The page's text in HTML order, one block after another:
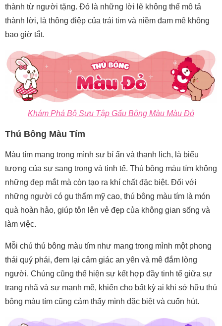
thành từ người tặng. Đó là những lời lẽ không thể mô tả
thành lời, là thông điệp của trái tim và niềm đam mê không
bao giờ tắt.
Khám Phá Bộ Sưu Tập Gấu Bông Màu Màu Đỏ
Thú Bông Màu Tím
Màu tím mang trong mình sự bí ẩn và thanh lịch, là biểu
tượng của sự sang trọng và tinh tế. Thú bông màu tím không
những đẹp mắt mà còn tạo ra khí chất đặc biệt. Đối với
những người có gu thẩm mỹ cao, thú bông màu tím là món
quà hoàn hảo, giúp tôn lên vẻ đẹp của không gian sống và
làm việc.
Mỗi chú thú bông màu tím như mang trong mình một phong
thái quý phái, đem lại cảm giác an yên và mê đắm lòng
người. Chúng cũng thể hiện sự kết hợp đầy tinh tế giữa sự
trang nhã và sự mạnh mẽ, khiến cho bất kỳ ai khi sở hữu thú
bông màu tím cũng cảm thấy mình đặc biệt và cuốn hút.